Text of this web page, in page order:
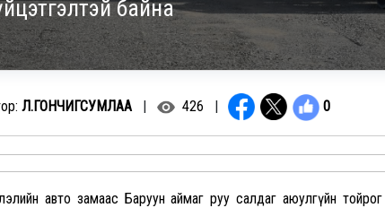
байна
Л.ГОНЧИГСУМЛАА | 426 | 0
авто замаас Баруун аймаг руу салдаг аюулгүйн